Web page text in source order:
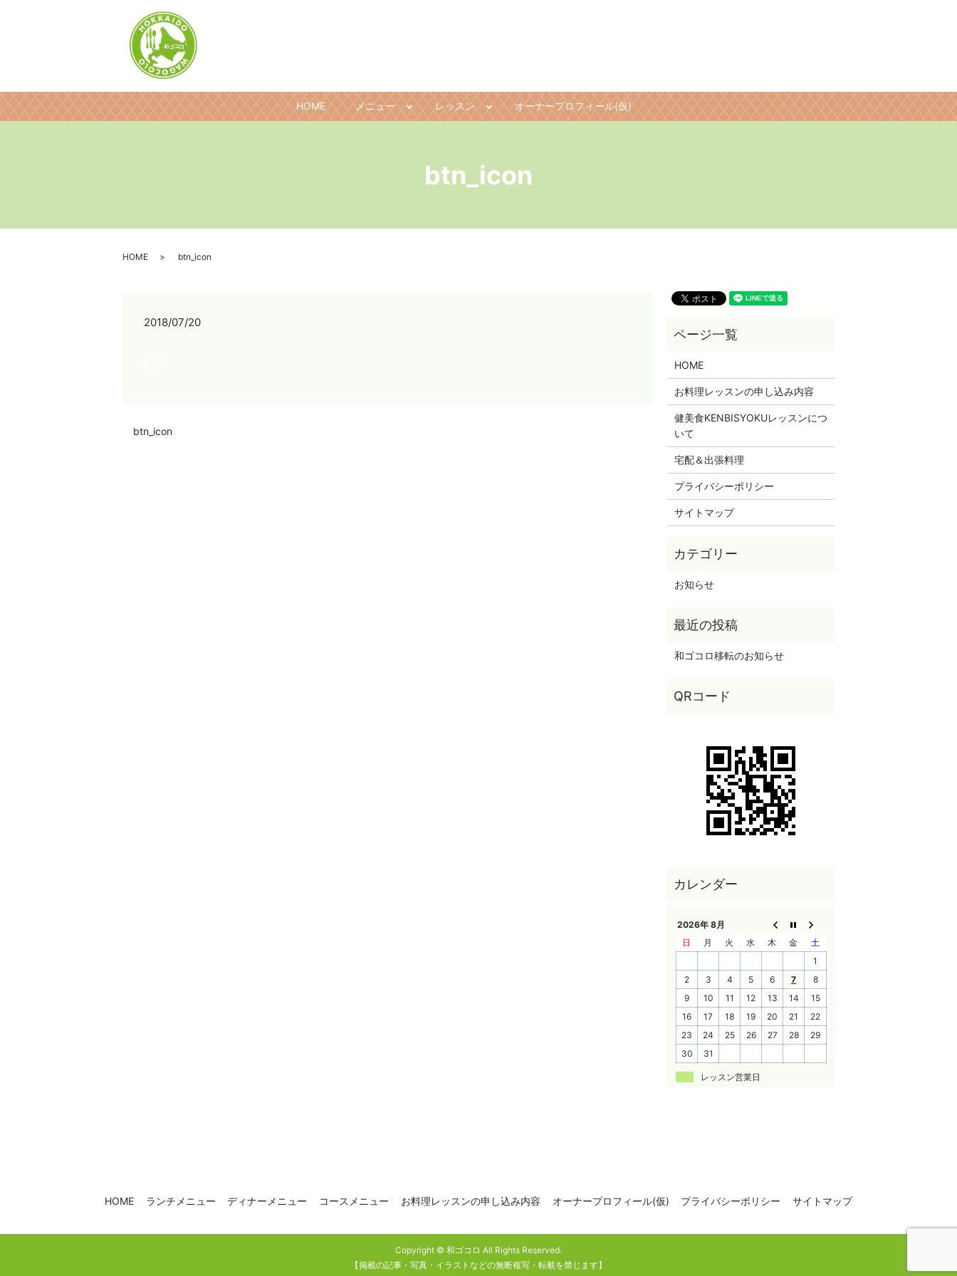
HOME メニュー レッスン オーナープロフィール(仮)
btn_icon
HOME btn_icon
2018/07/20
btn_icon
HOME
お料理レッスンの申し込み内容
健美食KENBISYOKUレッスンにつ
いて
宅配＆出張料理
プライバシーポリシー
サイトマップ
お知らせ
和ゴコロ移転のお知らせ
2026年 8月
日
月 火 水 木 金
土
1
2
3 4 5 6 7
8
9
10 11 12 13 14
15
16
17 18 19 20 21
22
23
24 25 26 27 28
29
30
31
レッスン営業日
HOME ランチメニュー ディナーメニュー コースメニュー お料理レッスンの申し込み内容 オーナープロフィール(仮) プライバシーポリシー サイトマップ
Copyright © 和ゴコロ All Rights Reserved.
【掲載の記事・写真・イラストなどの無断複写・転載を禁じます】